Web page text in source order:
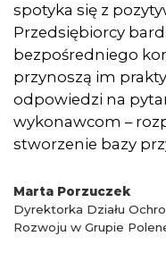
spotyka się z
Przedsiębiorcy
bezpośredniego
przynoszą im
odpowiedzi na
wykonawcom –
stworzenie bazy
Marta Porzuczek
Dyrektorka Działu
Rozwoju w Grupie